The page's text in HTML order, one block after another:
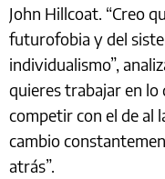
John Hillcoat. “Creo
futurofobia y del
individualismo”,
quieres trabajar en lo
competir con el de al
cambio
atrás”.